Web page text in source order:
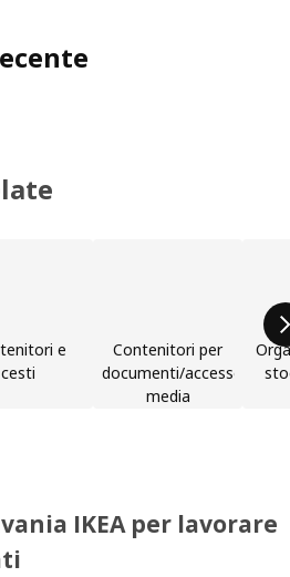
e
cesti
Contenitori per
documenti/accessori
media
IKEA per lavorare